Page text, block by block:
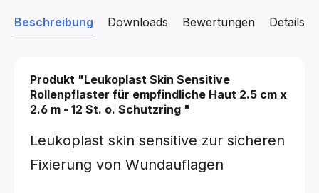
Beschreibung Downloads Details
Bewertungen
Produkt "Leukoplast Skin Sensitive
Rollenpflaster für empfindliche Haut 2.5 cm x
2.6 m - 12 St. o. Schutzring "
Leukoplast skin sensitive zur sicheren
Fixierung von Wundauflagen